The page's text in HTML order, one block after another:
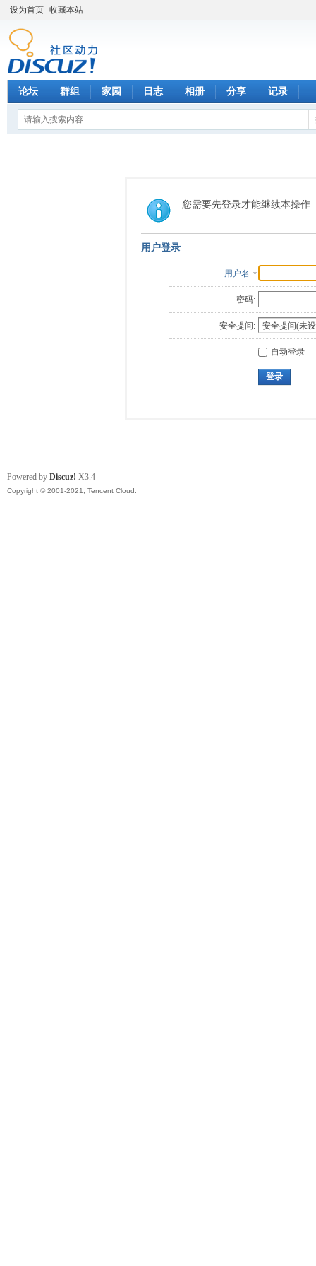
设为首页 收藏本站
论坛 群组 家园 日志 相册 分享 记录
您需要先登录才能继续本操作
用户登录
用户名
密码:
安全提问:
自动登录
登录
Powered by Discuz! X3.4
Copyright © 2001-2021, Tencent Cloud.